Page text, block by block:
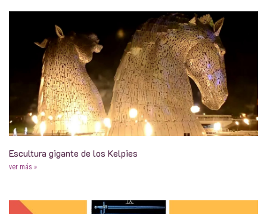
Escultura gigante de los Kelpies
ver más »